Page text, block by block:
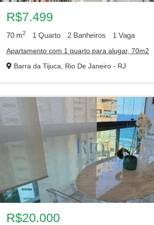
R$7.499
70 m2 1 Quarto 2 Banheiros 1 Vaga
Apartamento com 1 quarto para alugar, 70m2
Barra da Tijuca, Rio De Janeiro - RJ
R$20.000